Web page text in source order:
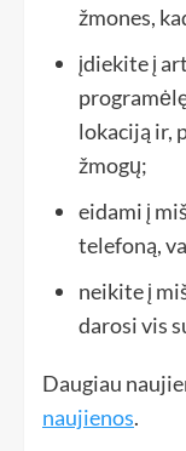
žmones,
įdiekite į
lokaciją ir,
žmogų;
eidami į
telefoną,
neikite į
darosi vis
Daugiau
naujienos.